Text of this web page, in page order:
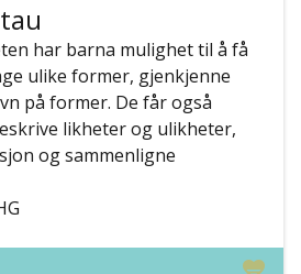
har barna mulighet til å få
ulike former, gjenkjenne
på former. De får også
likheter og ulikheter,
og sammenligne